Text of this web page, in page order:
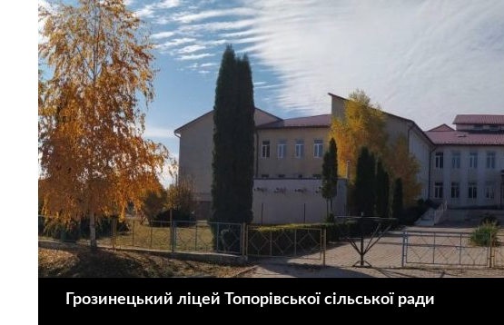
Грозинецький ліцей Топорівської сільської ради